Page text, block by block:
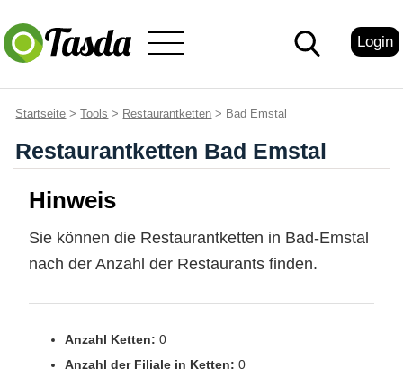
Login
Startseite >Tools > Restaurantketten > Bad Emstal
Restaurantketten Bad Emstal
Hinweis
Sie können die Restaurantketten in Bad-Emstal
nach der Anzahl der Restaurants finden.
Anzahl Ketten: 0
Anzahl der Filiale in Ketten: 0